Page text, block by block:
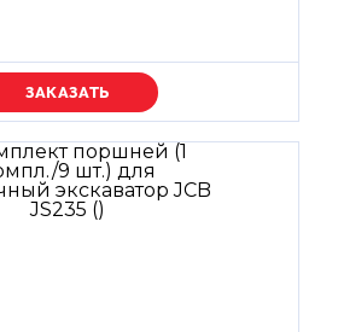
Уточняйте цену